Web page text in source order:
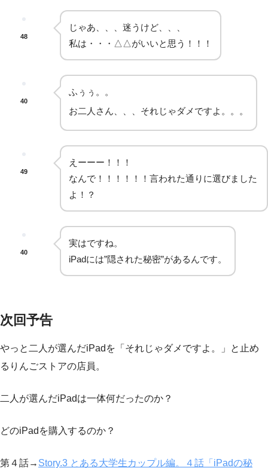
48
じゃあ、、、迷うけど、、、
私は・・・△△がいいと思う！！！
40
ふぅぅ。。
お二人さん、、、それじゃダメですよ。。。
49
えーーー！！！
なんで！！！！！！言われた通りに選びました
よ！？
40
実はですね。
iPadには”隠された秘密”があるんです。
次回予告
やっと二人が選んだiPadを「それじゃダメですよ。」と止め
るりんごストアの店員。
二人が選んだiPadは一体何だったのか？
どのiPadを購入するのか？
第４話→ Story.3 とある大学生カップル編。４話「iPadの秘